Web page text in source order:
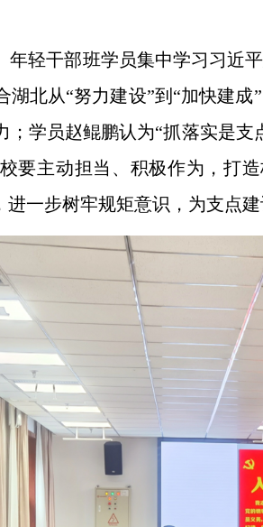
年轻干部班学员集中学习习近
湖北从“努力建设”到“加快建
学员赵鲲鹏认为“抓落实是
要主动担当、积极作为，打
一步树牢规矩意识，为支点